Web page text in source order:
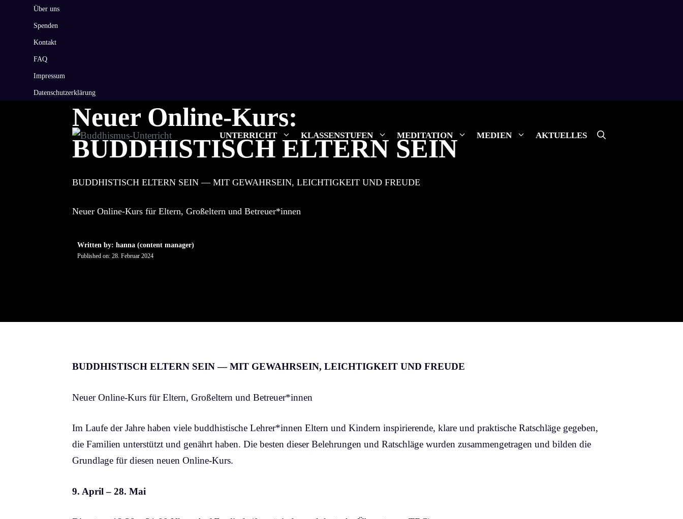
Über uns
Spenden
Kontakt
FAQ
Impressum
Datenschutzerklärung
UNTERRICHT KLASSENSTUFEN MEDITATION MEDIEN AKTUELLES
Neuer Online-Kurs:
BUDDHISTISCH ELTERN SEIN
BUDDHISTISCH ELTERN SEIN — MIT GEWAHRSEIN, LEICHTIGKEIT UND FREUDE
Neuer Online-Kurs für Eltern, Großeltern und Betreuer*innen
Written by: hanna (content manager)
Published on: 28. Februar 2024
BUDDHISTISCH ELTERN SEIN — MIT GEWAHRSEIN, LEICHTIGKEIT UND FREUDE
Neuer Online-Kurs für Eltern, Großeltern und Betreuer*innen
Im Laufe der Jahre haben viele buddhistische Lehrer*innen Eltern und Kindern inspirierende, klare und praktische Ratschläge gegeben,
die Familien unterstützt und genährt haben. Die besten dieser Belehrungen und Ratschläge wurden zusammengetragen und bilden die
Grundlage für diesen neuen Online-Kurs.
9. April – 28. Mai